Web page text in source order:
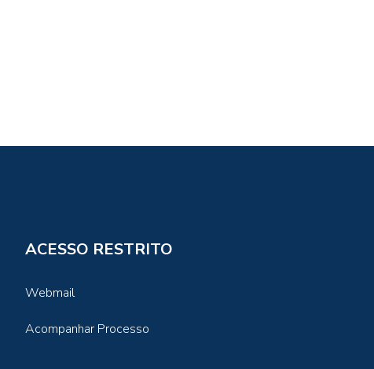
ACESSO RESTRITO
Webmail
Acompanhar Processo